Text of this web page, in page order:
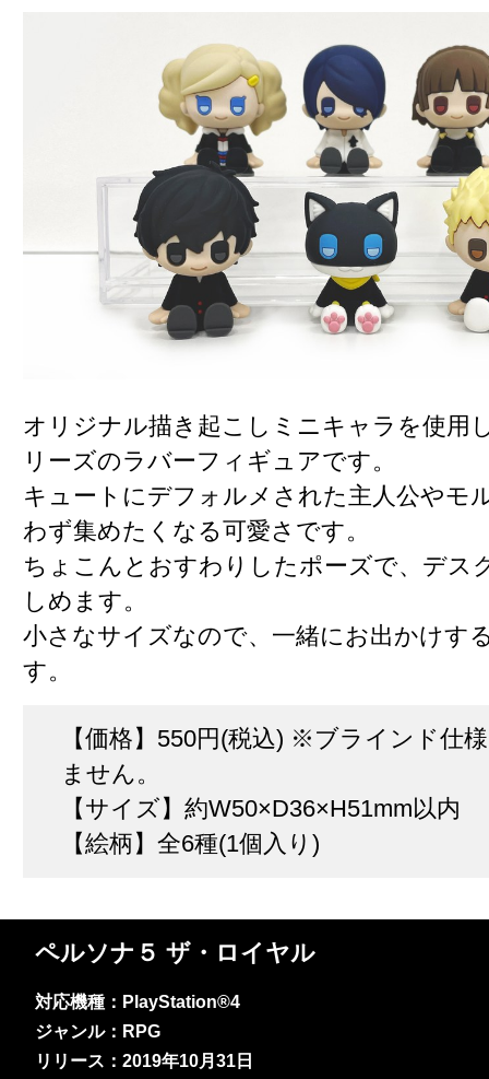
オリジナル描き起こしミニキャラを使用
リーズのラバーフィギュアです。
キュートにデフォルメされた主人公やモ
わず集めたくなる可愛さです。
ちょこんとおすわりしたポーズで、デス
しめます。
小さなサイズなので、一緒にお出かけす
す。
【価格】550円(税込) ※ブラインド仕
ません。
【サイズ】約W50×D36×H51mm以内
【絵柄】全6種(1個入り)
ペルソナ５ ザ・ロイヤル
対応機種：PlayStation®4
ジャンル：RPG
リリース：2019年10月31日